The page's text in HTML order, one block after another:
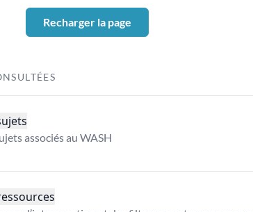
Recharger la page
associés au WASH